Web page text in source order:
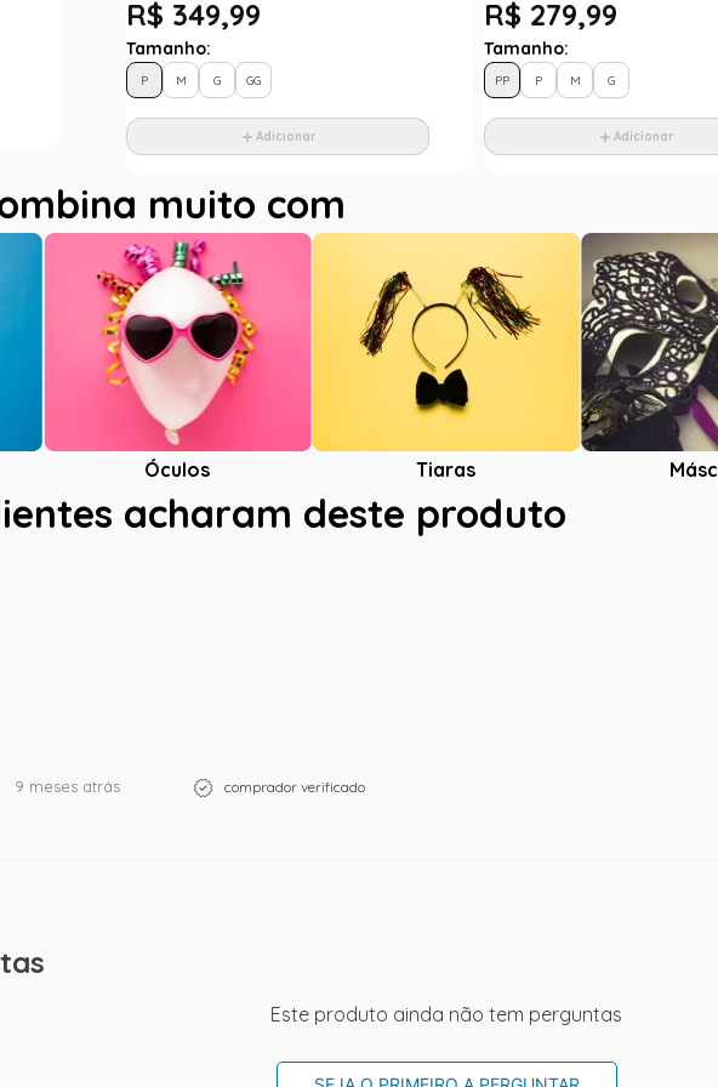
R$ 349,99
Tamanho:
P M G GG
Adicionar
R$ 279,99
Tamanho:
PP P M G
Adicionar
muito com
Óculos Tiaras
acharam deste produto
9 meses atrás comprador verificado
Este produto ainda não tem perguntas